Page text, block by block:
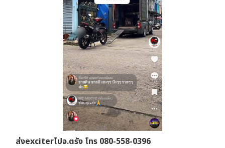
ส่งexciterไปจ.ตรัง โทร 080-558-0396